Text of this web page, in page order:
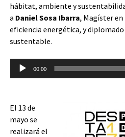
hábitat, ambiente y
a Daniel Sosa Ibarra, Magíster
eficiencia energética, y
sustentable.
Reproductor
de
00:00
El 13 de
mayo se
realizará el